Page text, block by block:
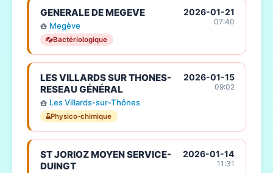
GENERALE DE MEGEVE
Megève
Bactériologique
2026-01-21
07:40
LES VILLARDS SUR THONES-
RESEAU GÉNÉRAL
Les Villards-sur-Thônes
Physico-chimique
2026-01-15
09:02
ST JORIOZ MOYEN SERVICE-
DUINGT
2026-01-14
11:31